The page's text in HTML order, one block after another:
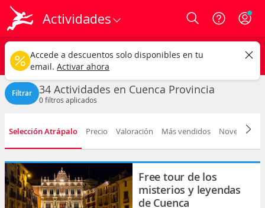
Actividades Login
Cuenca provincia
Cualquier tipo Cualquier fecha
CAMBIAR
Filtrar 34 Actividades en Cuenca Provincia
0filtros aplicados
Selección Atrápalo Precio Valoración Más vendidos Novedad
Free tour de los
misterios y leyendas
de Cuenca
Accede a descuentos solo disponibles en tu
email. Activar ahora